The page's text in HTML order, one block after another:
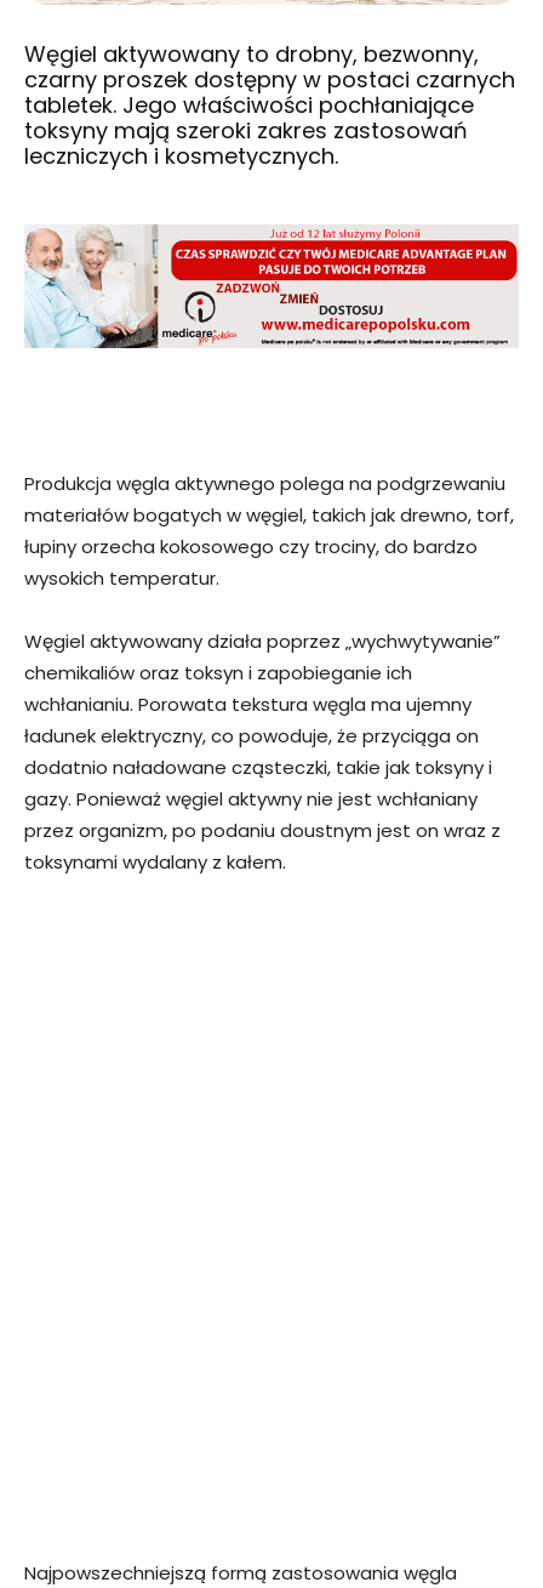
Węgiel aktywowany to drobny, bezwonny,
czarny proszek dostępny w postaci czarnych
tabletek. Jego właściwości pochłaniające
toksyny mają szeroki zakres zastosowań
leczniczych i kosmetycznych.
Produkcja węgla aktywnego polega na podgrzewaniu
materiałów bogatych w węgiel, takich jak drewno, torf,
łupiny orzecha kokosowego czy trociny, do bardzo
wysokich temperatur.
Węgiel aktywowany działa poprzez „wychwytywanie”
chemikaliów oraz toksyn i zapobieganie ich
wchłanianiu. Porowata tekstura węgla ma ujemny
ładunek elektryczny, co powoduje, że przyciąga on
dodatnio naładowane cząsteczki, takie jak toksyny i
gazy. Ponieważ węgiel aktywny nie jest wchłaniany
przez organizm, po podaniu doustnym jest on wraz z
toksynami wydalany z kałem.
Najpowszechniejszą formą zastosowania węgla